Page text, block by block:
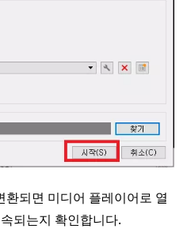
되면 미디어 플레이어로 열
되는지 확인합니다.